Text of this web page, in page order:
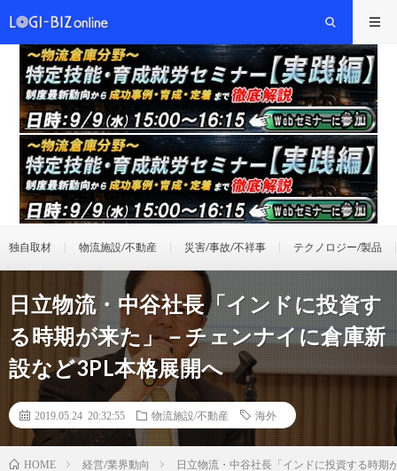
独自取材 物流施設/不動産 災害/事故/不祥事 テクノロジー/製品
日立物流・中谷社長「インドに投資す
る時期が来た」－チェンナイに倉庫新
設など3PL本格展開へ
2019.05.24 20:32:55 物流施設/不動産 海外
HOME 経営/業界動向 日立物流・中谷社長「インドに投資する時期